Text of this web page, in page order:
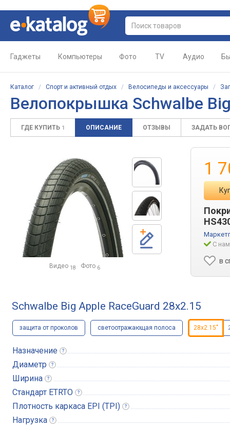
Гаджеты Компьютеры Фото TV Аудио
Каталог / Спорт и активный отдых / Велосипеды и аксессуары /
Велопокрышка Schwalbe
ГДЕ КУПИТЬ 1 ОПИСАНИЕ ОТЗЫВЫ ЗАДАТЬ
Видео 18 Фото 6
1
С
в
Schwalbe Big Apple RaceGuard 28x2.15
защита от проколов светоотражающая полоса 28x2.15"
Назначение
Диаметр
Ширина
Стандарт ETRTO
Плотность каркаса EPI (TPI)
Нагрузка